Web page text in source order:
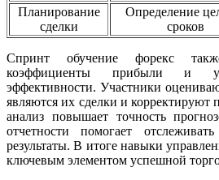
Планирование
сделки
Определение
сроков
Спринт обучение форекс
коэффициенты прибыли и
эффективности. Участники
являются их сделки и корректируют
анализ повышает точность
отчетности помогает
результаты. В итоге навыки
ключевым элементом успешной